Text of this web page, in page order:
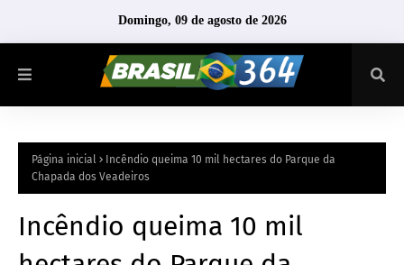
Domingo, 09 de agosto de 2026
Página inicial
Incêndio queima 10 mil hectares do Parque da
Chapada dos Veadeiros
Incêndio queima 10 mil